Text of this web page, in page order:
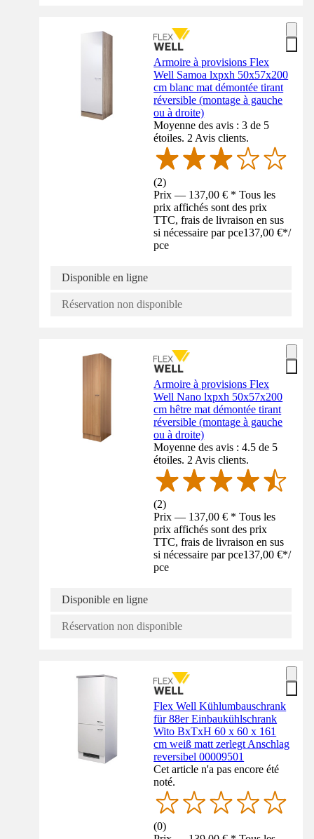
Armoire à provisions Flex
Well Samoa lxpxh 50x57x200
cm blanc mat démontée tirant
réversible (montage à gauche
ou à droite)
Moyenne des avis : 3 de 5
étoiles. 2 Avis clients.
(2)
Prix — 137,00 € * Tous les
prix affichés sont des prix
TTC, frais de livraison en sus
si nécessaire par pce137,00 €*/
pce
Disponible en ligne
Réservation non disponible
Armoire à provisions Flex
Well Nano lxpxh 50x57x200
cm hêtre mat démontée tirant
réversible (montage à gauche
ou à droite)
Moyenne des avis : 4.5 de 5
étoiles. 2 Avis clients.
(2)
Prix — 137,00 € * Tous les
prix affichés sont des prix
TTC, frais de livraison en sus
si nécessaire par pce137,00 €*/
pce
Disponible en ligne
Réservation non disponible
Flex Well Kühlumbauschrank
für 88er Einbaukühlschrank
Wito BxTxH 60 x 60 x 161
cm weiß matt zerlegt Anschlag
reversibel 00009501
Cet article n'a pas encore été
noté.
(0)